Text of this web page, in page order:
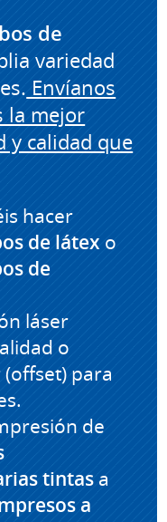
de
variedad
Envíanos
la mejor
y calidad que
hacer
de látex o
de
láser
o
para
de
tintas a
a